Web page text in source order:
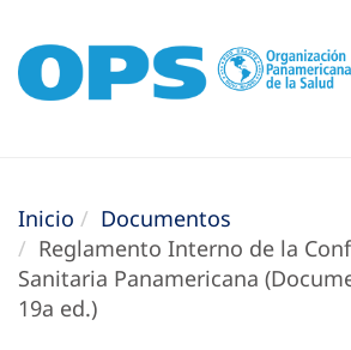
Inicio
Documentos
Reglamento Interno de la
Sanitaria Panamericana
19a ed.)